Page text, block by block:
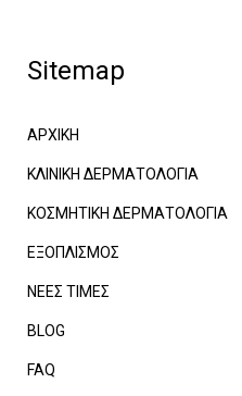
Sitemap
ΑΡΧΙΚΗ
ΚΛΙΝΙΚΗ ΔΕΡΜΑΤΟΛΟΓΙΑ
ΚΟΣΜΗΤΙΚΗ ΔΕΡΜΑΤΟΛΟΓΙΑ
ΕΞΟΠΛΙΣΜΟΣ
ΝΕΕΣ ΤΙΜΕΣ
BLOG
FAQ